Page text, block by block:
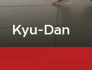
Kyu-Dan